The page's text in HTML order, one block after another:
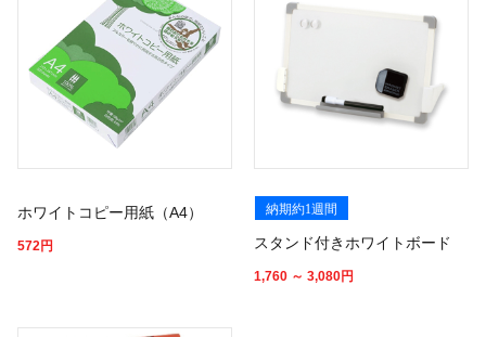
ホワイトコピー用紙（A4）
572円
納期約1週間
スタンド付きホワイトボード
1,760 ～ 3,080円